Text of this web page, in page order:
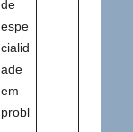
de
espe
cialid
ade
em
probl